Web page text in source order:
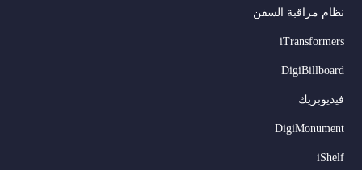
نظام مراقبة السفن
iTransformers
DigiBillboard
فيديوبريك
DigiMonument
iShelf